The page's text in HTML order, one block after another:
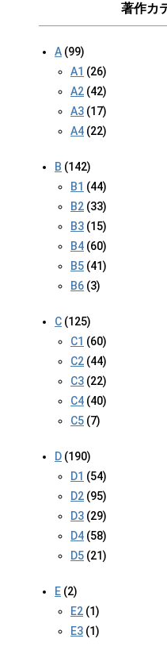
著作カ
A (99)
A1 (26)
A2 (42)
A3 (17)
A4 (22)
B (142)
B1 (44)
B2 (33)
B3 (15)
B4 (60)
B5 (41)
B6 (3)
C (125)
C1 (60)
C2 (44)
C3 (22)
C4 (40)
C5 (7)
D (190)
D1 (54)
D2 (95)
D3 (29)
D4 (58)
D5 (21)
E (2)
E2 (1)
E3 (1)